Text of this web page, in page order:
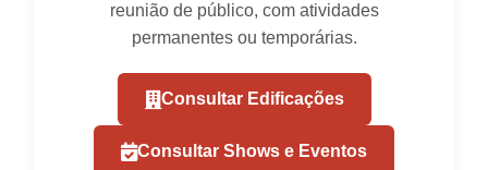
reunião de público, com atividades
permanentes ou temporárias.
Consultar Edificações
Consultar Shows e Eventos